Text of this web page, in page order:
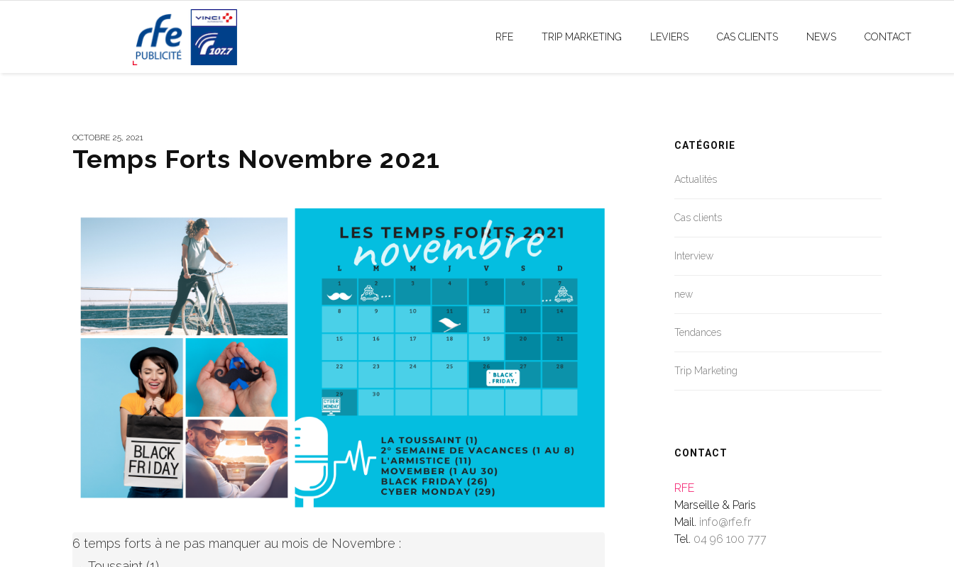
RFE TRIP MARKETING LEVIERS CAS CLIENTS NEWS CONTACT
OCTOBRE 25, 2021
Temps Forts Novembre 2021
6 temps forts à ne pas manquer au mois de Novembre :
CATÉGORIE
Actualités
Cas clients
Interview
new
Tendances
Trip Marketing
CONTACT
RFE
Marseille & Paris
Mail. info@rfe.fr
Tel. 04 96 100 777